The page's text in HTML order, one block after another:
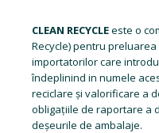
CLEAN RECYCLEeste o
Recycle) pentru
importatorilor care
îndeplinind in numele
reciclare și valorificare a
obligațiile de raportare a
deșeurile de ambalaje.